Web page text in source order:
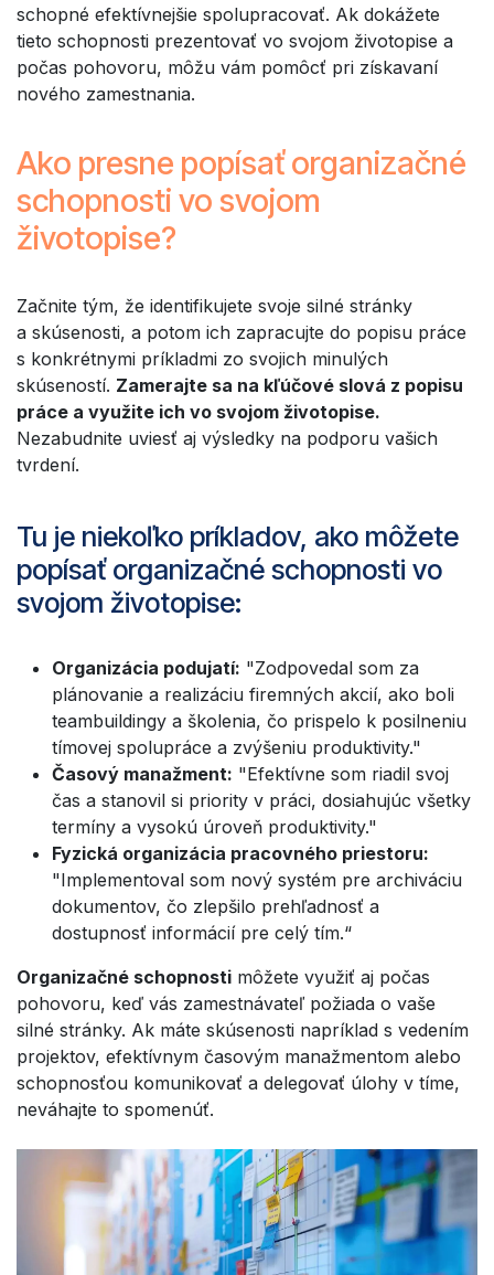
schopné efektívnejšie spolupracovať. Ak dokážete
tieto schopnosti prezentovať vo svojom životopise a
počas pohovoru, môžu vám pomôcť pri získavaní
nového zamestnania.
Ako presne popísať organizačné
schopnosti vo svojom
životopise?
Začnite tým, že identifikujete svoje silné stránky
a skúsenosti, a potom ich zapracujte do popisu práce
s konkrétnymi príkladmi zo svojich minulých
skúseností. Zamerajte sa na kľúčové slová z popisu
práce a využite ich vo svojom životopise.
Nezabudnite uviesť aj výsledky na podporu vašich
tvrdení.
Tu je niekoľko príkladov, ako môžete
popísať organizačné schopnosti vo
svojom životopise:
Organizácia podujatí: "Zodpovedal som za
plánovanie a realizáciu firemných akcií, ako boli
teambuildingy a školenia, čo prispelo k posilneniu
tímovej spolupráce a zvýšeniu produktivity."
Časový manažment: "Efektívne som riadil svoj
čas a stanovil si priority v práci, dosiahujúc všetky
termíny a vysokú úroveň produktivity."
Fyzická organizácia pracovného priestoru:
"Implementoval som nový systém pre archiváciu
dokumentov, čo zlepšilo prehľadnosť a
dostupnosť informácií pre celý tím.“
Organizačné schopnosti môžete využiť aj počas
pohovoru, keď vás zamestnávateľ požiada o vaše
silné stránky. Ak máte skúsenosti napríklad s vedením
projektov, efektívnym časovým manažmentom alebo
schopnosťou komunikovať a delegovať úlohy v tíme,
neváhajte to spomenúť.